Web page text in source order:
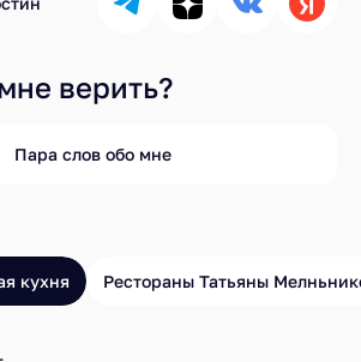
верить?
Пара слов обо мне
кухня Рестораны Татьяны